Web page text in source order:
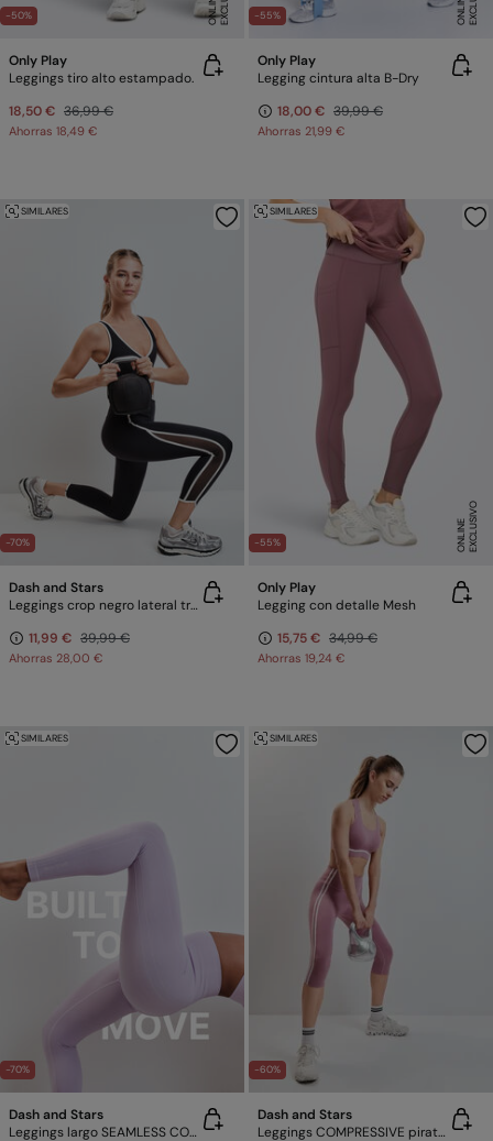
-50% E
Only Play
Leggings tiro alto estampado.
18,50 € 36,99 €
Ahorras 18,49 €
-55% E
Only Play
Legging cintura alta B-Dry
18,00 € 39,99 €
Ahorras 21,99 €
-70%
SIMILARES
Dash and Stars
Leggings crop negro lateral transparencias 4D STRETCH
11,99 € 39,99 €
Ahorras 28,00 €
-55% E
X
C
L
U
SI
V
O
O
N
LI
N
E
SIMILARES
Only Play
Legging con detalle Mesh
15,75 € 34,99 €
Ahorras 19,24 €
-70%
SIMILARES
Dash and Stars
Leggings largo SEAMLESS COMFORT lila
-60%
SIMILARES
Dash and Stars
Leggings COMPRESSIVE pirata rosa